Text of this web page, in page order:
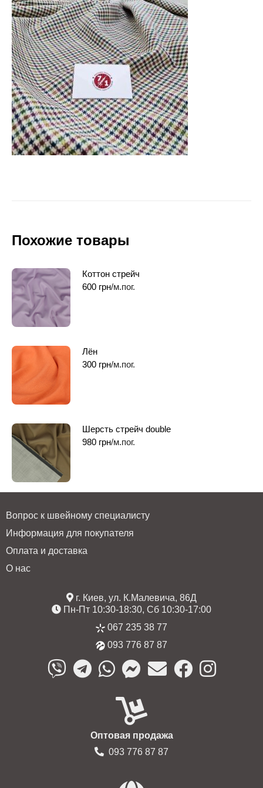
Похожие товары
Коттон стрейч
600 грн/м.пог.
Лён
300 грн/м.пог.
Шерсть стрейч double
980 грн/м.пог.
Вопрос к швейному специалисту
Информация для покупателя
Оплата и доставка
О нас
г. Киев, ул. К.Малевича, 86Д
Пн-Пт 10:30-18:30, Сб 10:30-17:00
067 235 38 77
093 776 87 87
Оптовая продажа
093 776 87 87